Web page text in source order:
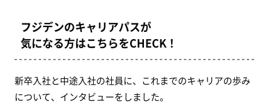
フジデンのキャリアパスが
気になる方はこちらをCHECK！
新卒入社と中途入社の社員に、これまでのキャリアの歩み
について、インタビューをしました。